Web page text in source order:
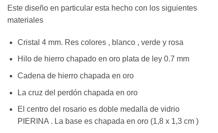
Este diseño en particular esta hecho con los siguientes
materiales
Cristal 4 mm. Res colores , blanco , verde y rosa
Hilo de hierro chapado en oro plata de ley 0.7 mm
Cadena de hierro chapada en oro
La cruz del perdón chapada en oro
El centro del rosario es doble medalla de vidrio
PIERINA . La base es chapada en oro (1,8 x 1,3 cm )